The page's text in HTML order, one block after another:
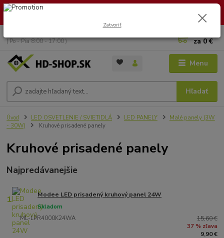
🏖️ DOVOLENKA 30.7.2026 – 9.8.2026 · Objednávky vybavíme po
Menu
Hľadať
( Po - Pia 8:00 - 17:00 )
za0 €
Úvod LED OSVETLENIE / SVIETIDLÁ LED PANELY
Malé panely (3W
- 30W)
Kruhové prisadené panely
Kruhové prisadené panely
Najpredávanejšie
1. Modee LED prisadený kruhový panel 24W
ML-LPR4000K24WA
Skladom
15,60 €
37 % zľava
9,90 €
Zatvoriť